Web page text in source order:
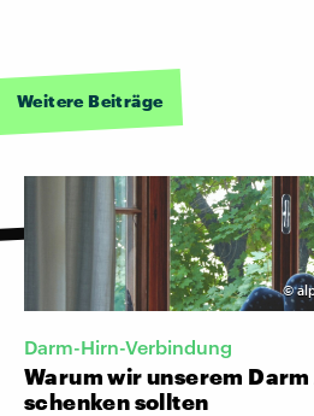
Weitere Beiträge
©
Darm-Hirn-Verbindung
Warum wir unserem
schenken sollten